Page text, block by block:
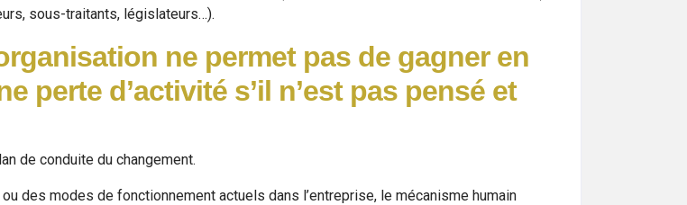
sous-traitants, législateurs…).
ne permet pas de gagner en
perte d’activité s’il n’est pas pensé et
de conduite du changement.
des modes de fonctionnement actuels dans l’entreprise, le mécanisme humain